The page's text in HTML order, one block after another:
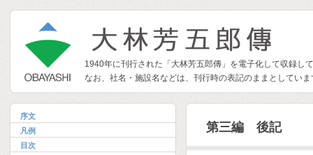
1940年に刊行された「大林芳五郎傳」を電子化して収録し
なお、社名・施設名などは、刊行時の表記のままとしてい
序文
凡例
目次
第三編 後記